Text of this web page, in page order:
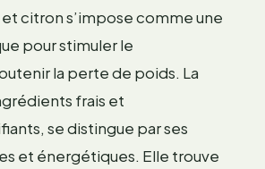
citron s’impose comme une
pour stimuler le
la perte de poids. La
frais et
se distingue par ses
et énergétiques. Elle trouve